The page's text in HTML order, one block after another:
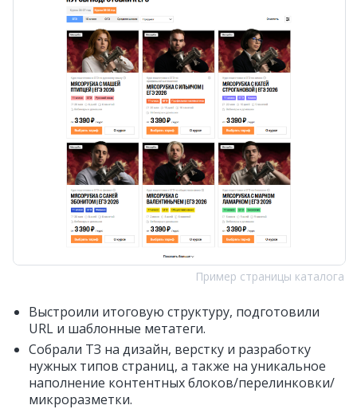
Пример страницы каталога
Выстроили итоговую структуру, подготовили
URL и шаблонные метатеги.
Собрали ТЗ на дизайн, верстку и разработку
нужных типов страниц, а также на уникальное
наполнение контентных блоков/перелинковки/
микроразметки.